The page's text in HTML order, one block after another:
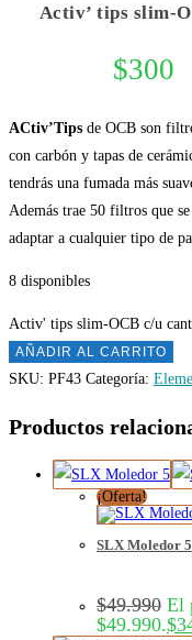
Activ’ tips slim-
$300
ACtiv’Tips de OCB son
con carbón y tapas de
tendrás una fumada más
Además trae 50 filtros que se
adaptar a cualquier tipo de
8 disponibles
Activ' tips slim-OCB c/u
AÑADIR AL CARRITO
SKU: PF43 Categoría:
Productos
¡Oferta!
SLX Moledor 5
$49.990 El
$49.990.$